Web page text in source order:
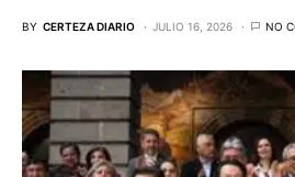
BY CERTEZA DIARIO JULIO 16, 2026 NO